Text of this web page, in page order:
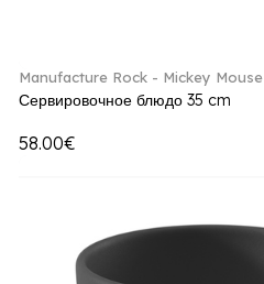
Manufacture Rock - Mickey Mouse
Сервировочное блюдо 35 cm
58.00€